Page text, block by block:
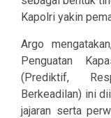
Kapolri yakin
Argo
Penguatan
(Prediktif,
Berkeadilan) ini
jajaran serta